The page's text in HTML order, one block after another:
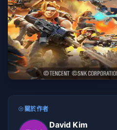
關於作者
David Kim